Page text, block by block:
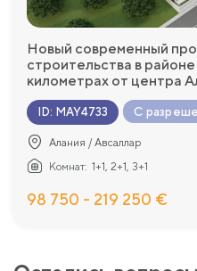
Новый современный
строительства в
километрах от центра
ID: MAY4733 С
Алания / Авсаллар
Комнат: 1+1, 2+1, 3+1
98 750 - 219 250 €